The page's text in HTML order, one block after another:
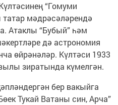
“Гомуми
мәдрәсәләрендә
Атаклы “Бубый” һәм
дә астрономия
өйрәнәләр. Күлтәси 1933
зиратында күмелгән.
бер вакыйга
Тукай Ватаны син, Арча”